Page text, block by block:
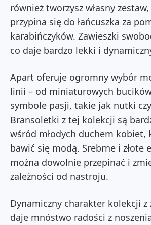
również tworzysz własny
przypina się do łańcuszka za
karabińczyków. Zawieszki
co daje bardzo lekki i
Apart oferuje ogromny wybór
linii – od miniaturowych
symbole pasji, takie jak nutki
Bransoletki z tej kolekcji są
wśród młodych duchem kobiet,
bawić się modą. Srebrne i złote
można dowolnie przepinać i
zależności od nastroju.
Dynamiczny charakter kolekcji z
daje mnóstwo radości z